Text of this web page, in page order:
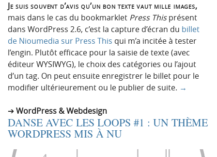
Je suis souvent d’avis qu’un bon texte vaut mille images,
mais dans le cas du bookmarklet Press Thisprésent
dans WordPress 2.6, c’est la capture d’écran du billet
de Nioumedia sur Press This qui m’a incitée à tester
l’engin. Plutôt efficace pour la saisie de texte (avec
éditeur WYSIWYG), le choix des catégories ou l’ajout
d’un tag. On peut ensuite enregistrer le billet pour le
modifier ultérieurement ou le publier de suite. →
WordPress & Webdesign
DANSE AVEC LES LOOPS #1 : UN THÈME
WORDPRESS MIS À NU